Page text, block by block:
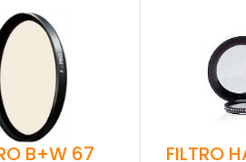
B+W 67
FILTRO